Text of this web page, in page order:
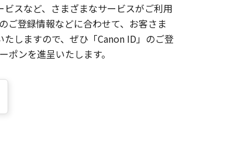
スなど、さまざまなサービスがご利用
ご登録情報などに合わせて、お客さま
しますので、ぜひ「Canon ID」のご登
ンを進呈いたします。